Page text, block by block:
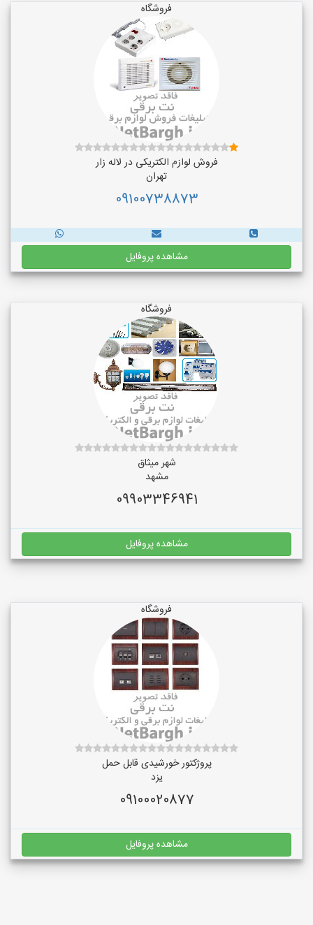
فروشگاه
فروش لوازم الکتریکی در لاله زار
تهران
09100738873
مشاهده پروفایل
فروشگاه
شهر میثاق
مشهد
09903346941
مشاهده پروفایل
فروشگاه
پروژکتور خورشیدی قابل حمل
یزد
09100020877
مشاهده پروفایل